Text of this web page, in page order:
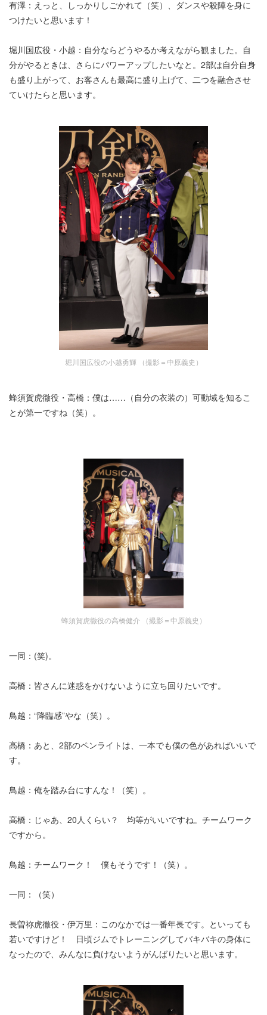
有澤：えっと、しっかりしごかれて（笑）、ダンスや殺陣を身に
つけたいと思います！
堀川国広役・小越：自分ならどうやるか考えながら観ました。自
分がやるときは、さらにパワーアップしたいなと。2部は自分自身
も盛り上がって、お客さんも最高に盛り上げて、二つを融合させ
ていけたらと思います。
堀川国広役の小越勇輝 （撮影＝中原義史）
蜂須賀虎徹役・高橋：僕は……（自分の衣装の）可動域を知るこ
とが第一ですね（笑）。
蜂須賀虎徹役の高橋健介 （撮影＝中原義史）
一同：(笑)。
高橋：皆さんに迷惑をかけないように立ち回りたいです。
鳥越：“降臨感”やな（笑）。
高橋：あと、2部のペンライトは、一本でも僕の色があればいいで
す。
鳥越：俺を踏み台にすんな！（笑）。
高橋：じゃあ、20人くらい？ 均等がいいですね。チームワーク
ですから。
鳥越：チームワーク！ 僕もそうです！（笑）。
一同：（笑）
長曽祢虎徹役・伊万里：このなかでは一番年長です。といっても
若いですけど！ 日頃ジムでトレーニングしてバキバキの身体に
なったので、みんなに負けないようがんばりたいと思います。